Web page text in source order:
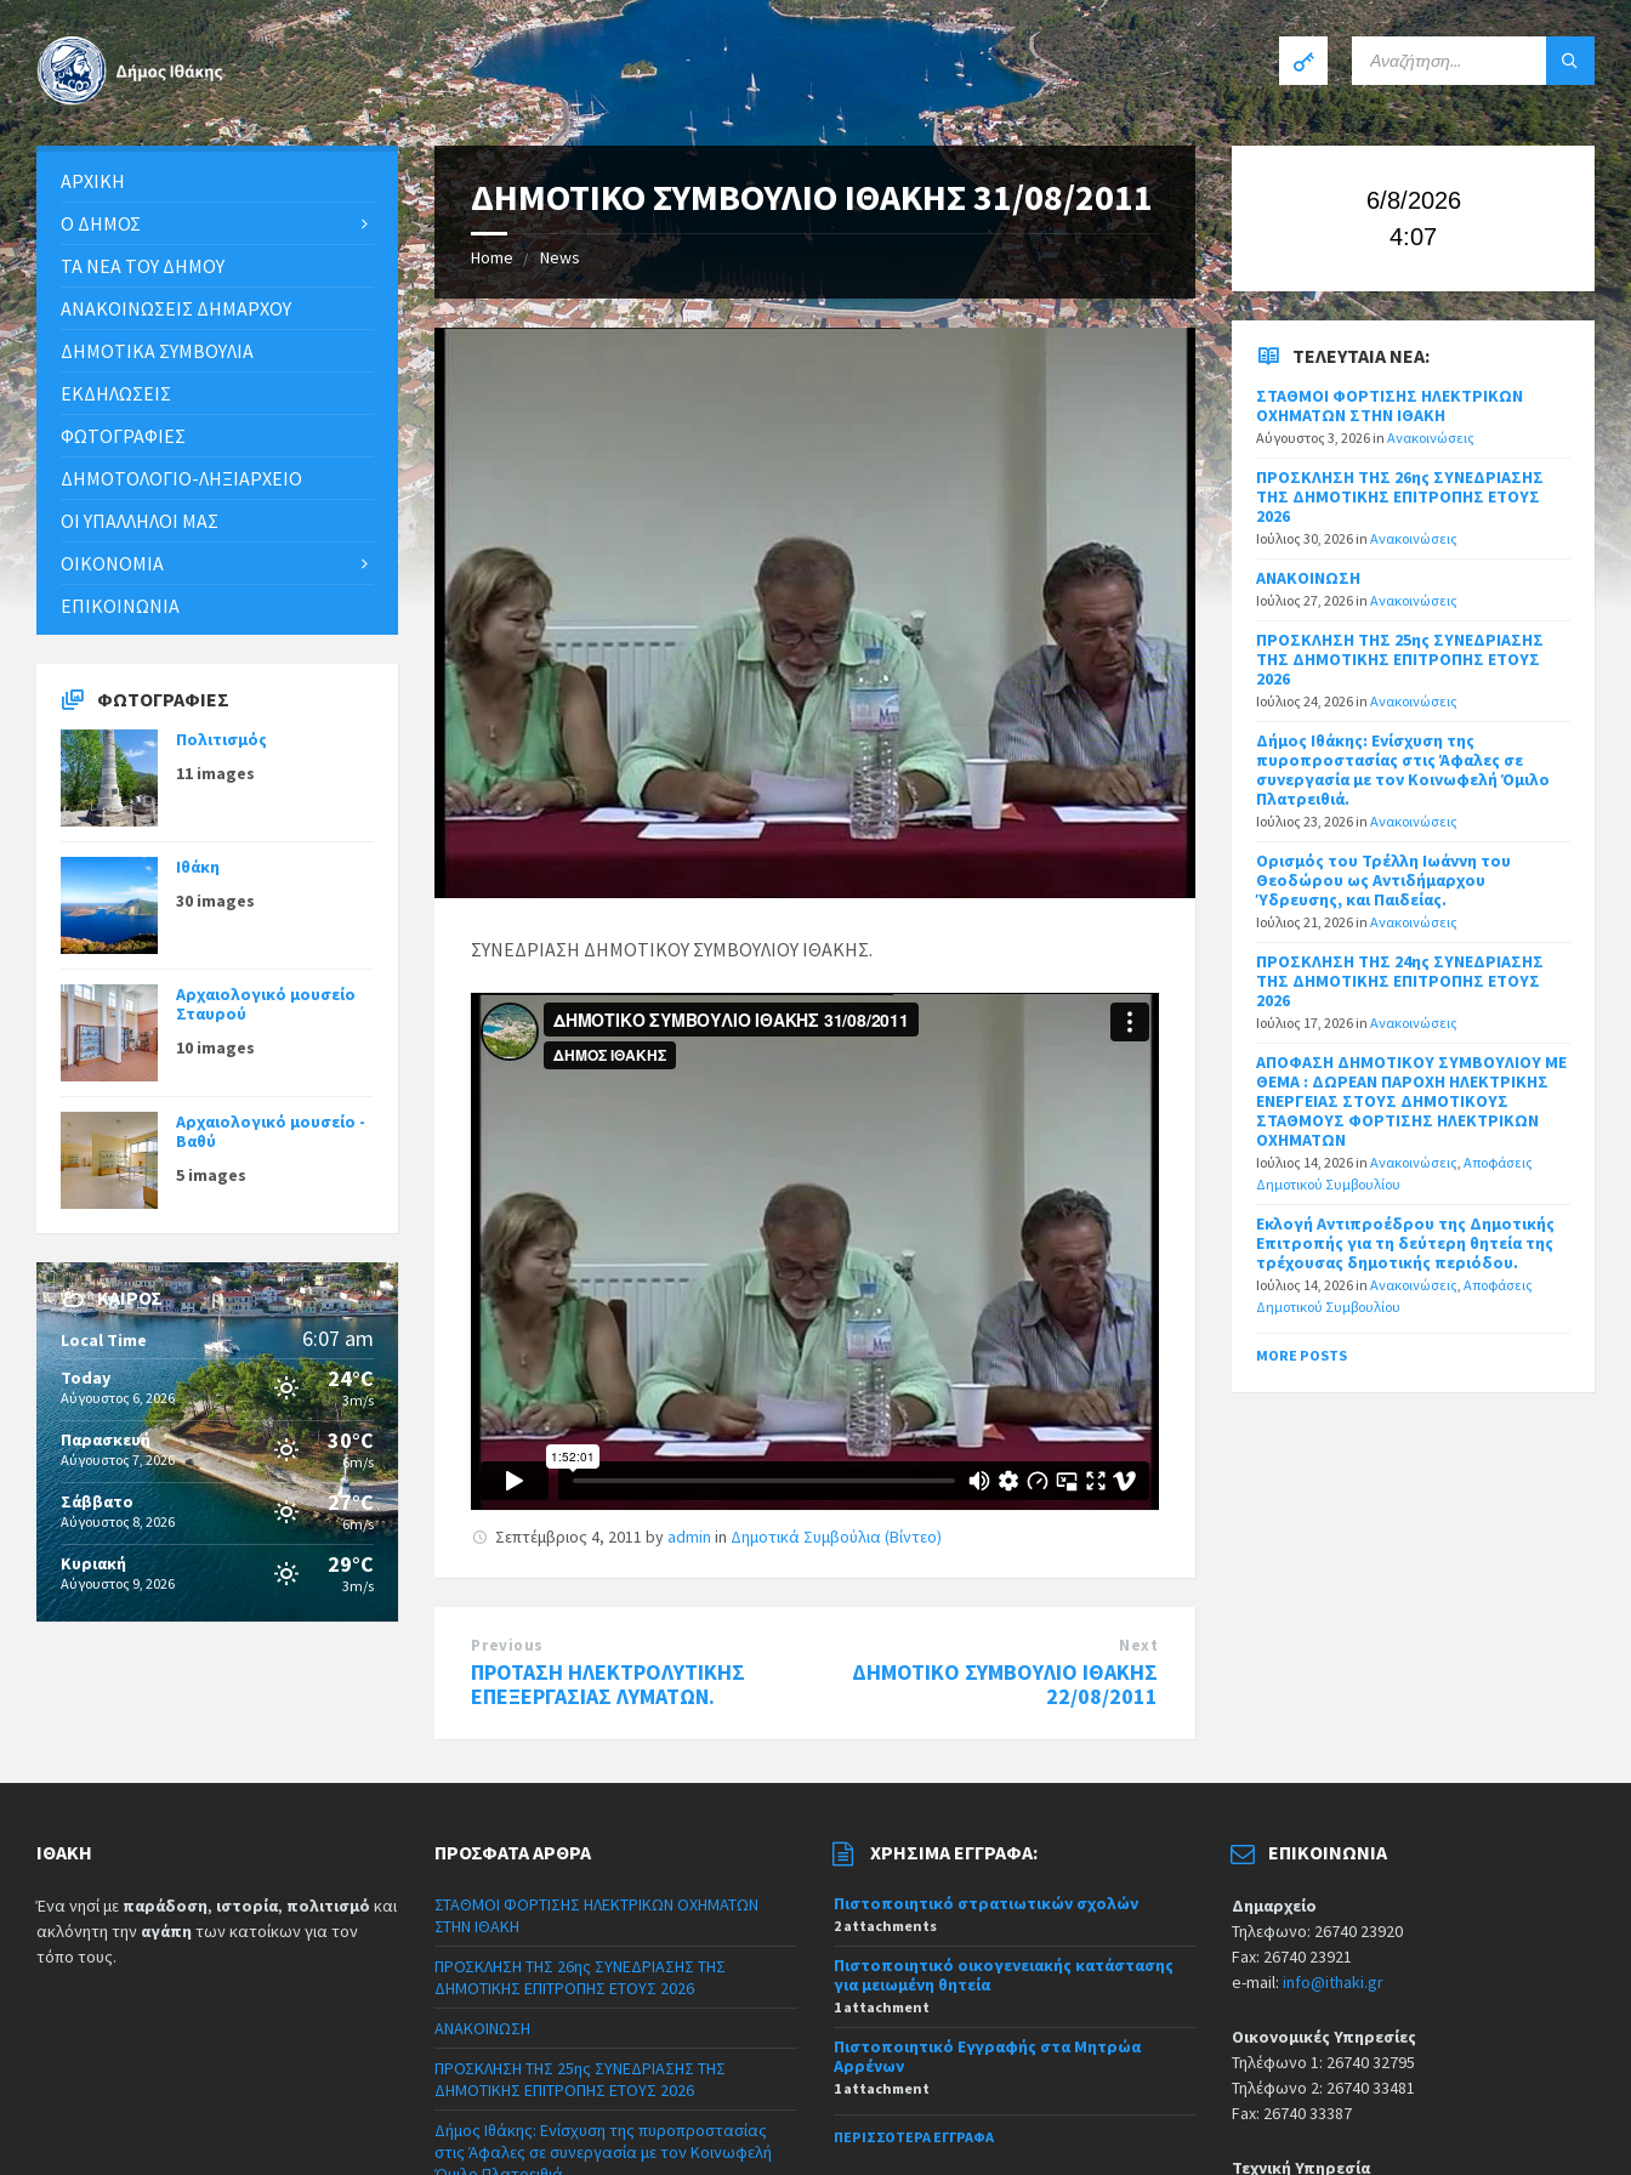
ΔΗΜΟΤΙΚΟ ΣΥΜΒΟΥΛΙΟ ΙΘΑΚΗΣ 31/08/2011
Home News
ΣΥΝΕΔΡΙΑΣΗ ΔΗΜΟΤΙΚΟΥ ΣΥΜΒΟΥΛΙΟΥ ΙΘΑΚΗΣ.
Σεπτέμβριος 4, 2011byadmin in Δημοτικά Συμβούλια (Βίντεο)
Previous
ΠΡΟΤΑΣΗ ΗΛΕΚΤΡΟΛΥΤΙΚΗΣ
ΕΠΕΞΕΡΓΑΣΙΑΣ ΛΥΜΑΤΩΝ.
Next
ΔΗΜΟΤΙΚΟ ΣΥΜΒΟΥΛΙΟ ΙΘΑΚΗΣ
22/08/2011
ΑΡΧΙΚΉ
Ο ΔΉΜΟΣ
ΤΑ ΝΈΑ ΤΟΥ ΔΉΜΟΥ
ΑΝΑΚΟΙΝΩΣΕΙΣ ΔΗΜΑΡΧΟΥ
ΔΗΜΟΤΙΚΆ ΣΥΜΒΟΎΛΙΑ
ΕΚΔΗΛΏΣΕΙΣ
ΦΩΤΟΓΡΑΦΊΕΣ
ΔΗΜΟΤΟΛΌΓΙΟ-ΛΗΞΙΑΡΧΕΊΟ
ΟΙ ΥΠΆΛΛΗΛΟΙ ΜΑΣ
ΟΙΚΟΝΟΜΊΑ
ΕΠΙΚΟΙΝΩΝΊΑ
ΦΩΤΟΓΡΑΦΊΕΣ
Πολιτισμός
11 images
Ιθάκη
30 images
Αρχαιολογικό μουσείο
Σταυρού
10 images
Αρχαιολογικό μουσείο -
Βαθύ
5 images
ΚΑΙΡΌΣ
Local Time 6:07 am
Today
Αύγουστος 6, 2026
24°C
3m/s
Παρασκευή
Αύγουστος 7, 2026
30°C
6m/s
Σάββατο
Αύγουστος 8, 2026
27°C
6m/s
Κυριακή
Αύγουστος 9, 2026
29°C
3m/s
6/8/2026
4:07
ΤΕΛΕΥΤΑΊΑ ΝΈΑ:
ΣΤΑΘΜΟΙ ΦΟΡΤΙΣΗΣ ΗΛΕΚΤΡΙΚΩΝ
ΟΧΗΜΑΤΩΝ ΣΤΗΝ ΙΘΑΚΗ
Αύγουστος 3, 2026 inΑνακοινώσεις
ΠΡΟΣΚΛΗΣΗ ΤΗΣ 26ης ΣΥΝΕΔΡΙΑΣΗΣ
ΤΗΣ ΔΗΜΟΤΙΚΗΣ ΕΠΙΤΡΟΠΗΣ ΕΤΟΥΣ
2026
Ιούλιος 30, 2026 inΑνακοινώσεις
ΑΝΑΚΟΙΝΩΣΗ
Ιούλιος 27, 2026 inΑνακοινώσεις
ΠΡΟΣΚΛΗΣΗ ΤΗΣ 25ης ΣΥΝΕΔΡΙΑΣΗΣ
ΤΗΣ ΔΗΜΟΤΙΚΗΣ ΕΠΙΤΡΟΠΗΣ ΕΤΟΥΣ
2026
Ιούλιος 24, 2026 inΑνακοινώσεις
Δήμος Ιθάκης: Ενίσχυση της
πυροπροστασίας στις Άφαλες σε
συνεργασία με τον Κοινωφελή Όμιλο
Πλατρειθιά.
Ιούλιος 23, 2026 inΑνακοινώσεις
Ορισμός του Τρέλλη Ιωάννη του
Θεοδώρου ως Αντιδήμαρχου
Ύδρευσης, και Παιδείας.
Ιούλιος 21, 2026 inΑνακοινώσεις
ΠΡΟΣΚΛΗΣΗ ΤΗΣ 24ης ΣΥΝΕΔΡΙΑΣΗΣ
ΤΗΣ ΔΗΜΟΤΙΚΗΣ ΕΠΙΤΡΟΠΗΣ ΕΤΟΥΣ
2026
Ιούλιος 17, 2026 inΑνακοινώσεις
ΑΠΟΦΑΣΗ ΔΗΜΟΤΙΚΟΥ ΣΥΜΒΟΥΛΙΟΥ ΜΕ
ΘΕΜΑ : ΔΩΡΕΑΝ ΠΑΡΟΧΗ ΗΛΕΚΤΡΙΚΗΣ
ΕΝΕΡΓΕΙΑΣ ΣΤΟΥΣ ΔΗΜΟΤΙΚΟΥΣ
ΣΤΑΘΜΟΥΣ ΦΟΡΤΙΣΗΣ ΗΛΕΚΤΡΙΚΩΝ
ΟΧΗΜΑΤΩΝ
Ιούλιος 14, 2026 inΑνακοινώσεις,Αποφάσεις
Δημοτικού Συμβουλίου
Εκλογή Αντιπροέδρου της Δημοτικής
Επιτροπής για τη δεύτερη θητεία της
τρέχουσας δημοτικής περιόδου.
Ιούλιος 14, 2026 inΑνακοινώσεις,Αποφάσεις
Δημοτικού Συμβουλίου
MORE POSTS
ΙΘΆΚΗ
Ένα νησί με παράδοση, ιστορία, πολιτισμό και
ακλόνητη την αγάπη των κατοίκων για τον
τόπο τους.
ΠΡΌΣΦΑΤΑ ΆΡΘΡΑ
ΣΤΑΘΜΟΙ ΦΟΡΤΙΣΗΣ ΗΛΕΚΤΡΙΚΩΝ ΟΧΗΜΑΤΩΝ
ΣΤΗΝ ΙΘΑΚΗ
ΠΡΟΣΚΛΗΣΗ ΤΗΣ 26ης ΣΥΝΕΔΡΙΑΣΗΣ ΤΗΣ
ΔΗΜΟΤΙΚΗΣ ΕΠΙΤΡΟΠΗΣ ΕΤΟΥΣ 2026
ΑΝΑΚΟΙΝΩΣΗ
ΠΡΟΣΚΛΗΣΗ ΤΗΣ 25ης ΣΥΝΕΔΡΙΑΣΗΣ ΤΗΣ
ΔΗΜΟΤΙΚΗΣ ΕΠΙΤΡΟΠΗΣ ΕΤΟΥΣ 2026
Δήμος Ιθάκης: Ενίσχυση της πυροπροστασίας
στις Άφαλες σε συνεργασία με τον Κοινωφελή
ΧΡΉΣΙΜΑ ΈΓΓΡΑΦΑ:
Πιστοποιητικό στρατιωτικών σχολών
2 attachments
Πιστοποιητικό οικογενειακής κατάστασης
για μειωμένη θητεία
1 attachment
Πιστοποιητικό Εγγραφής στα Μητρώα
Αρρένων
1 attachment
ΠΕΡΙΣΣΌΤΕΡΑ ΈΓΓΡΑΦΑ
ΕΠΙΚΟΙΝΩΝΊΑ
Δημαρχείο
Τηλεφωνο: 26740 23920
Fax: 26740 23921
e-mail:info@ithaki.gr
Οικονομικές Υπηρεσίες
Τηλέφωνο 1: 26740 32795
Τηλέφωνο 2: 26740 33481
Fax: 26740 33387
Τεχνική Υπηρεσία